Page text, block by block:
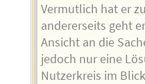
Vermutlich hat er
andererseits geht
Ansicht an die
jedoch nur eine
Nutzerkreis im